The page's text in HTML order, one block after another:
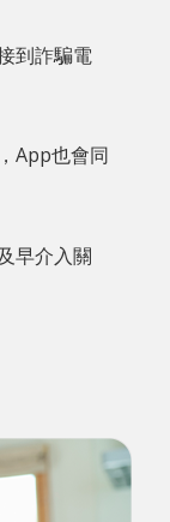
到詐騙電
App也會同
早介入關